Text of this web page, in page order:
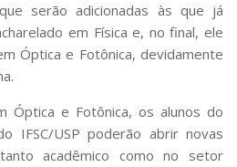
serão adicionadas às que já
em Física e, no final, ele
Óptica e Fotônica, devidamente
Óptica e Fotônica, os alunos do
IFSC/USP poderão abrir novas
acadêmico como no setor